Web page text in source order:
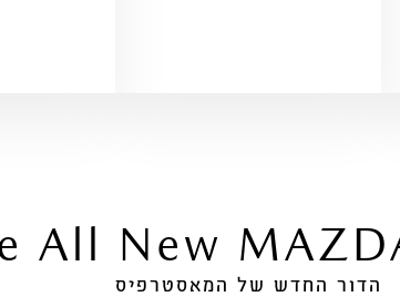
All New
הדור החדש של המאסטרפיס